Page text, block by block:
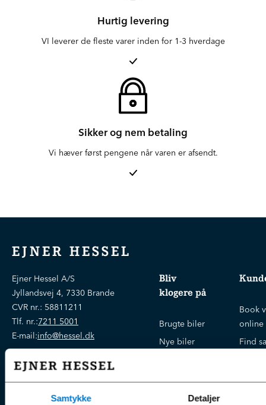
Samtykke Detaljer
Hurtig levering
VI leverer de fleste varer inden for 1-3 hverdage
Sikker og nem betaling
Vi hæver først pengene når varen er afsendt.
EJNER HESSEL
Ejner Hessel A/S
Jyllandsvej 4, 7330 Brande
CVR nr.: 58811211
Tlf. nr.:7211 5001
E-mail:info@hessel.dk
Åbningstider
Man - Fre:
07.30 - 17.30
Bliv
klogere på
Brugte biler
Nye biler
Book
online
Find